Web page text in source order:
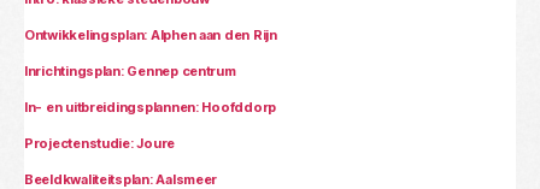
Ontwikkelingsplan: Alphen aan den Rijn
Inrichtingsplan: Gennep centrum
In- en uitbreidingsplannen: Hoofddorp
Projectenstudie: Joure
Beeldkwaliteitsplan: Aalsmeer